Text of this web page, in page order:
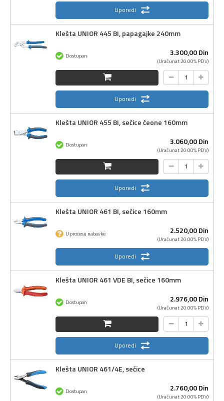
Uporedi
Klešta UNIOR 445 BI, papagajke 240mm
3.300,00Din
(Uračunat 20.00% PDV)
Dostupan
Uporedi
Klešta UNIOR 455 BI, sečice čeone 160mm
3.060,00Din
(Uračunat 20.00% PDV)
Dostupan
Uporedi
Klešta UNIOR 461 BI, sečice 160mm
2.520,00Din
(Uračunat 20.00% PDV)
U procesu nabavke
Uporedi
Klešta UNIOR 461 VDE BI, sečice 160mm
2.976,00Din
(Uračunat 20.00% PDV)
Dostupan
Uporedi
Klešta UNIOR 461/4E, sečice
2.760,00Din
(Uračunat 20.00% PDV)
Dostupan